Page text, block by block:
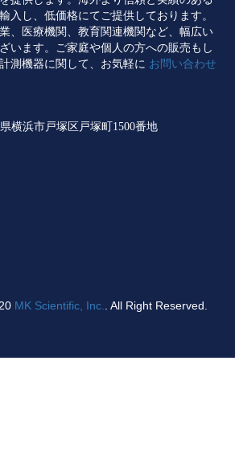
入し、低価格にてご提供しております。
、医療機関、教育関連機関など、幅広い
います。ご家庭や個人の方への販売もし
測機器に関して、お気軽に お問い合わせ
横浜市戸塚区戸塚町1500番地
MK Scientific, Inc. . All Right Reserved.